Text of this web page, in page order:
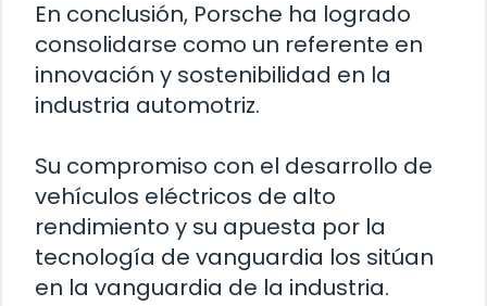
En conclusión, Porsche ha logrado
consolidarse como un referente en
innovación y sostenibilidad en la
industria automotriz.
Su compromiso con el desarrollo de
vehículos eléctricos de alto
rendimiento y su apuesta por la
tecnología de vanguardia los sitúan
en la vanguardia de la industria.